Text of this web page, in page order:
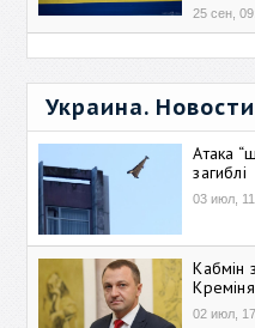
25 сен,
Украина. Новости
Атака
загиблі
03 июл,
Кабмін
Креміня
02 июл,